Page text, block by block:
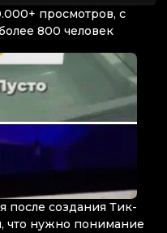
просмотров, с
800 человек
после создания Тик-
что нужно понимание